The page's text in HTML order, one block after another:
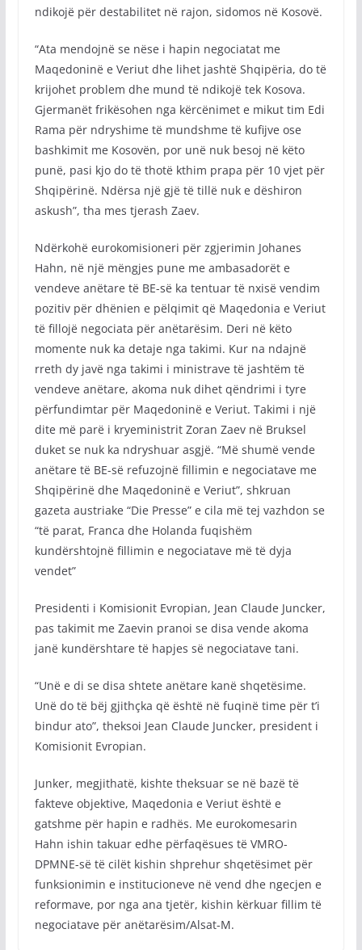
ndikojë për destabilitet në rajon, sidomos në Kosovë.
“Ata mendojnë se nëse i hapin negociatat me
Maqedoninë e Veriut dhe lihet jashtë Shqipëria, do të
krijohet problem dhe mund të ndikojë tek Kosova.
Gjermanët frikësohen nga kërcënimet e mikut tim Edi
Rama për ndryshime të mundshme të kufijve ose
bashkimit me Kosovën, por unë nuk besoj në këto
punë, pasi kjo do të thotë kthim prapa për 10 vjet për
Shqipërinë. Ndërsa një gjë të tillë nuk e dëshiron
askush”, tha mes tjerash Zaev.
Ndërkohë eurokomisioneri për zgjerimin Johanes
Hahn, në një mëngjes pune me ambasadorët e
vendeve anëtare të BE-së ka tentuar të nxisë vendim
pozitiv për dhënien e pëlqimit që Maqedonia e Veriut
të fillojë negociata për anëtarësim. Deri në këto
momente nuk ka detaje nga takimi. Kur na ndajnë
rreth dy javë nga takimi i ministrave të jashtëm të
vendeve anëtare, akoma nuk dihet qëndrimi i tyre
përfundimtar për Maqedoninë e Veriut. Takimi i një
dite më parë i kryeministrit Zoran Zaev në Bruksel
duket se nuk ka ndryshuar asgjë. “Më shumë vende
anëtare të BE-së refuzojnë fillimin e negociatave me
Shqipërinë dhe Maqedoninë e Veriut”, shkruan
gazeta austriake “Die Presse” e cila më tej vazhdon se
“të parat, Franca dhe Holanda fuqishëm
kundërshtojnë fillimin e negociatave më të dyja
vendet”
Presidenti i Komisionit Evropian, Jean Claude Juncker,
pas takimit me Zaevin pranoi se disa vende akoma
janë kundërshtare të hapjes së negociatave tani.
“Unë e di se disa shtete anëtare kanë shqetësime.
Unë do të bëj gjithçka që është në fuqinë time për t’i
bindur ato”, theksoi Jean Claude Juncker, president i
Komisionit Evropian.
Junker, megjithatë, kishte theksuar se në bazë të
fakteve objektive, Maqedonia e Veriut është e
gatshme për hapin e radhës. Me eurokomesarin
Hahn ishin takuar edhe përfaqësues të VMRO-
DPMNE-së të cilët kishin shprehur shqetësimet për
funksionimin e institucioneve në vend dhe ngecjen e
reformave, por nga ana tjetër, kishin kërkuar fillim të
negociatave për anëtarësim/Alsat-M.